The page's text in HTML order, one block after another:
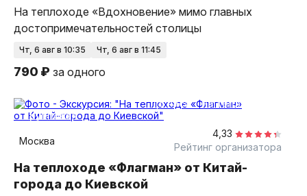
На теплоходе «Вдохновение» мимо главных
достопримечательностей столицы
чт, 6 авг в 10:35 чт, 6 авг в 11:45
790 ₽ за одного
1,5 часа
на теплоходе
групповая
Москва
4,33
Рейтинг организатора
На теплоходе «Флагман» от Китай-
города до Киевской